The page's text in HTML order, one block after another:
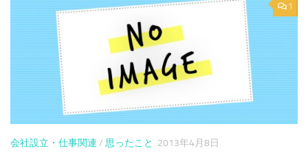
1
会社設立・仕事関連 / 思ったこと 2013年4月8日